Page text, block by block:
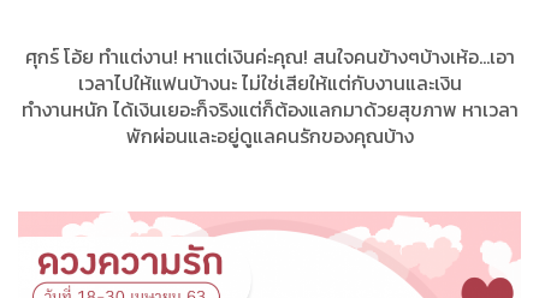
ศุกร์ โอ้ย ทำแต่งาน! หาแต่เงินค่ะคุณ! สนใจคนข้างๆบ้างเห้อ...เอา
เวลาไปให้แฟนบ้างนะ ไม่ใช่เสียให้แต่กับงานและเงิน
ทำงานหนัก ได้เงินเยอะก็จริงแต่ก็ต้องแลกมาด้วยสุขภาพ หาเวลา
พักผ่อนและอยู่ดูแลคนรักของคุณบ้าง